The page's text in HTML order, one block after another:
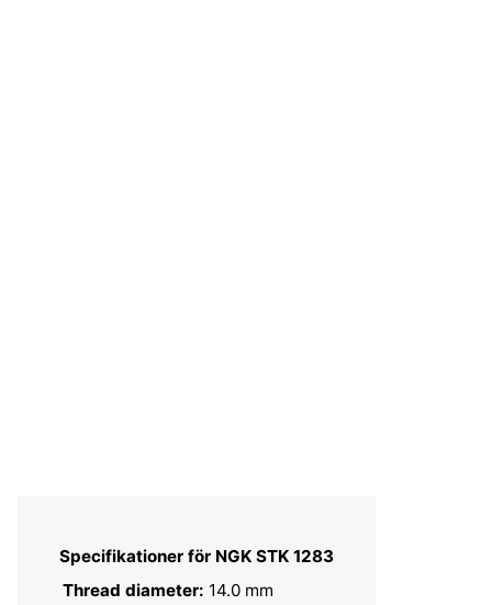
Specifikationer för NGK STK 1283
Thread diameter: 14.0 mm